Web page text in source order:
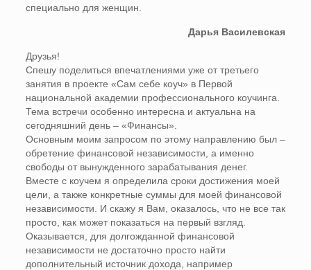
специально для женщин.
Дарья Василевская
Друзья!
Спешу поделиться впечатлениями уже от третьего
занятия в проекте «Сам себе коуч» в Первой
национальной академии профессионального коучинга.
Тема встречи особенно интересна и актуальна на
сегодняшний день – «Финансы».
Основным моим запросом по этому направлению был –
обретение финансовой независимости, а именно
свободы от вынужденного зарабатывания денег.
Вместе с коучем я определила сроки достижения моей
цели, а также конкретные суммы для моей финансовой
независимости. И скажу я Вам, оказалось, что не все так
просто, как может показаться на первый взгляд.
Оказывается, для долгожданной финансовой
независимости не достаточно просто найти
дополнительный источник дохода, например